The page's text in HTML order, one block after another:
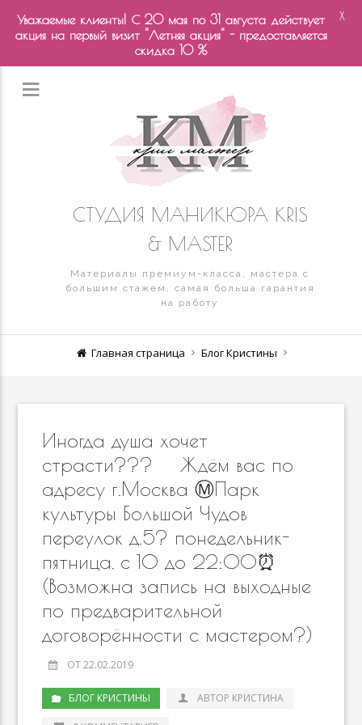
СТУДИЯ МАНИКЮРА KRIS
& MASTER
Материалы премиум-класса, мастера с
большим стажем, самая больша гарантия
на работу
Главная страница Блог Кристины
Иногда душа хочет
страсти??? ⠀ Ждём вас по
адресу г.Москва Ⓜ️Парк
культуры Большой Чудов
переулок д.5? понедельник-
пятница, с 10 до 22:00⏰
(Возможна запись на выходные
по предварительной
договорённости с мастером?)
ОТ 22.02.2019
БЛОГ КРИСТИНЫ АВТОР КРИСТИНА
Уважаемые клиенты! С 20 мая по 31 августа действует
акция на первый визит "Летняя акция" - предоставляется
скидка 10 %
X